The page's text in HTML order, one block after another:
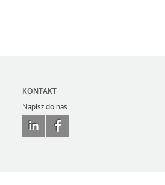
KONTAKT
Napisz do nas